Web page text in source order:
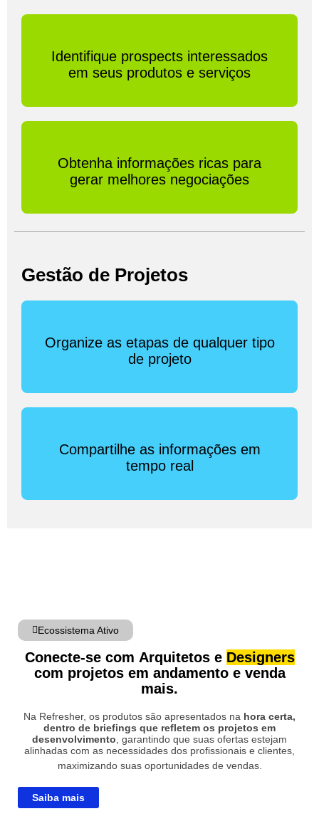
Identifique prospects interessados
em seus produtos e serviços
Obtenha informações ricas para
gerar melhores negociações
Gestão de Projetos
Organize as etapas de qualquer tipo
de projeto
Compartilhe as informações em
tempo real
Ecossistema Ativo
Conecte-se com Arquitetose Designers
com projetos em andamento e venda
mais.
Na Refresher, os produtos são apresentados na hora certa,
dentro de briefings que refletem os projetos em
desenvolvimento , garantindo que suas ofertas estejam
alinhadas com as necessidades dos profissionais e clientes,
maximizando suas oportunidades de vendas.
Saiba mais